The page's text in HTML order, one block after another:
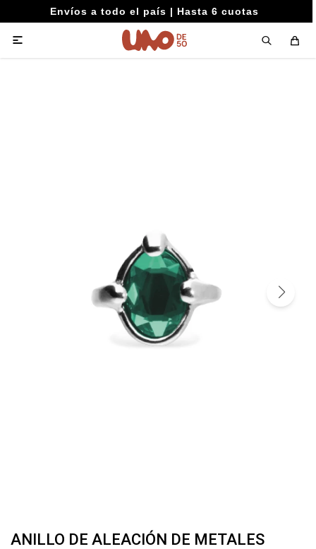
Envíos a todo el país | Hasta 6 cuotas

ANILLO DE ALEACIÓN DE METALES